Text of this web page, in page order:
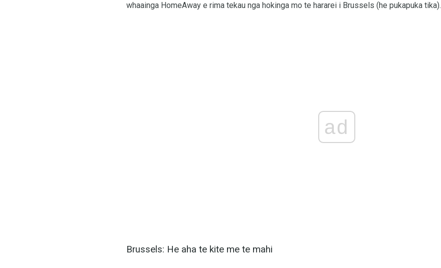
whaainga HomeAway e rima tekau nga hokinga mo te hararei i Brussels (he pukapuka tika).
ad
Brussels: He aha te kite me te mahi